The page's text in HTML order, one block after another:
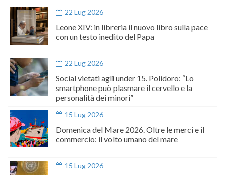
22 Lug 2026
Leone XIV: in libreria il nuovo libro sulla pace
con un testo inedito del Papa
22 Lug 2026
Social vietati agli under 15. Polidoro: “Lo
smartphone può plasmare il cervello e la
personalità dei minori”
15 Lug 2026
Domenica del Mare 2026. Oltre le merci e il
commercio: il volto umano del mare
15 Lug 2026